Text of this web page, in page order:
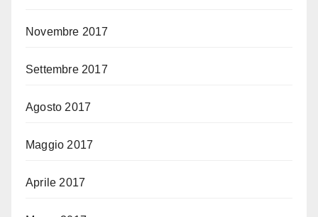
Novembre 2017
Settembre 2017
Agosto 2017
Maggio 2017
Aprile 2017